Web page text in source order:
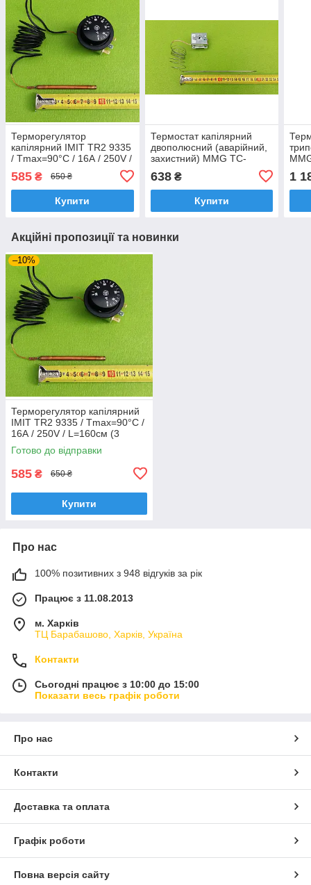
Терморегулятор
капілярний IMIT TR2 9335
/ Tmax=90°C / 16А / 250V /
L=160см (3 контакти) до
електрокотлів "TENKO"
585 ₴ 650 ₴
Купити
Термостат капілярний
двополюсний (аварійний,
захистний) MMG TC-
°C/20A/T120/250V
Угорщина
638₴
Купити
1
Акційні пропозиції та новинки
–10%
Терморегулятор капілярний
IMIT TR2 9335 / Tmax=90°C /
16А / 250V / L=160см (3
контакти) до електрокотлів
"TENKO"
Готово до відправки
585 ₴ 650 ₴
Купити
Про нас
100% позитивних з 948 відгуків за рік
Працює з 11.08.2013
м. Харків
ТЦ Барабашово, Харків, Україна
Контакти
Сьогодні працює з 10:00 до 15:00
Показати весь графік роботи
Про нас
Контакти
Доставка та оплата
Графік роботи
Повна версія сайту